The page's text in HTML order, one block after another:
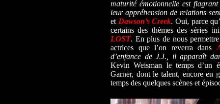
maturité émotionnelle est
leur appréhension de relations
et Dawson’s Creek. Oui, parce
certains des thèmes des séries
LOST. En plus de nous
actrices que l’on reverra dans
d’enfance de J.J., il apparaît
Kevin Weisman le temps d’un
Garner, dont le talent, encore en
temps des quelques scènes et